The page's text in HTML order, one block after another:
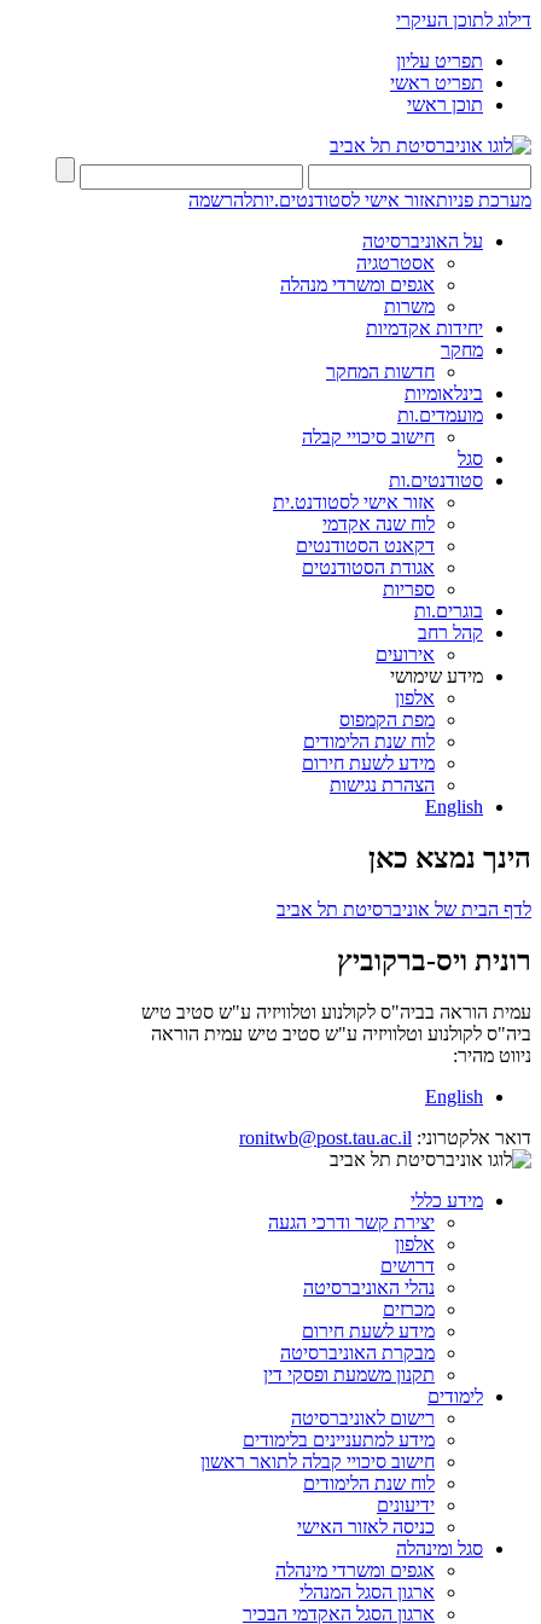
דילוג לתוכן העיקרי
תפריט עליון
תפריט ראשי
תוכן ראשי
מערכת פניותאזור אישי לסטודנטים.יותלהרשמה
על האוניברסיטה
אסטרטגיה
אגפים ומשרדי מנהלה
משרות
יחידות אקדמיות
מחקר
חדשות המחקר
בינלאומיות
מועמדים.ות
חישוב סיכויי קבלה
סגל
סטודנטים.ות
אזור אישי לסטודנט.ית
לוח שנה אקדמי
דקאנט הסטודנטים
אגודת הסטודנטים
ספריות
בוגרים.ות
קהל רחב
אירועים
מידע שימושי
אלפון
מפת הקמפוס
לוח שנת הלימודים
מידע לשעת חירום
הצהרת נגישות
English
הינך נמצא כאן
לדף הבית של אוניברסיטת תל אביב
רונית ויס-ברקוביץ
עמית הוראה בביה"ס לקולנוע וטלוויזיה ע"ש סטיב טיש
ביה"ס לקולנוע וטלוויזיה ע"ש סטיב טיש עמית הוראה
ניווט מהיר:
English
דואר אלקטרוני: ronitwb@post.tau.ac.il
מידע כללי
יצירת קשר ודרכי הגעה
אלפון
דרושים
נהלי האוניברסיטה
מכרזים
מידע לשעת חירום
מבקרת האוניברסיטה
תקנון משמעת ופסקי דין
לימודים
רישום לאוניברסיטה
מידע למתעניינים בלימודים
חישוב סיכויי קבלה לתואר ראשון
לוח שנת הלימודים
ידיעונים
כניסה לאזור האישי
סגל ומינהלה
אגפים ומשרדי מינהלה
ארגון הסגל המנהלי
ארגון הסגל האקדמי הבכיר